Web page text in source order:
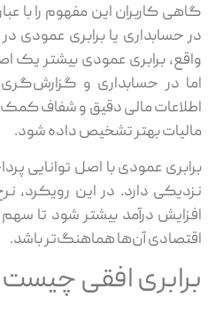
گاهی کاربران این مفهوم را با
در حسابداری یا برابری عمودی
واقع، برابری عمودی بیشتر یک
اما در حسابداری و گزارش‌گری
اطلاعات مالی دقیق و شفاف
مالیات بهتر تشخیص داده شود.
برابری عمودی با اصل توانایی
نزدیکی دارد. در این رویکرد،
افزایش درآمد بیشتر شود تا سهم
اقتصادی آن‌ها هماهنگ‌تر باشد.
برابری افقی